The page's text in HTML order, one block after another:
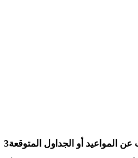
3عن المواعيد أو الجداول المتوقعة